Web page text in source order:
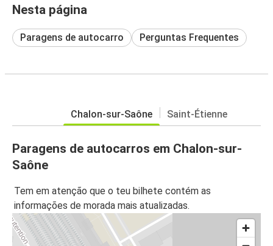
Nesta página
Paragens de autocarro Perguntas Frequentes
Chalon-sur-Saône Saint-Étienne
Paragens de autocarros em Chalon-sur-
Saône
Tem em atenção que o teu bilhete contém as
informações de morada mais atualizadas.